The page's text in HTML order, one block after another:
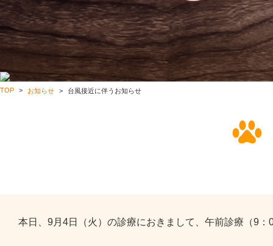
TOP お知らせ 台風接近に伴うお知らせ
本日、9月4日（火）の診療におきまして、午前診療（9